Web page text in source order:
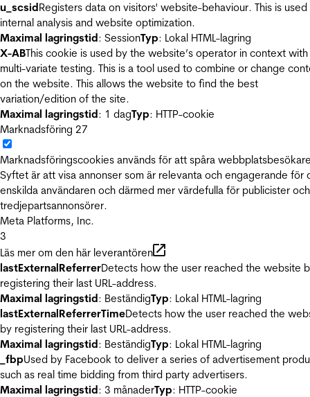
u_scsidRegisters data on visitors' website-behaviour. This is
internal analysis and website optimization.
Maximal lagringstid: SessionTyp: Lokal HTML-lagring
X-ABThis cookie is used by the website’s operator in context with
multi-variate testing. This is a tool used to combine or change
on the website. This allows the website to find the best
variation/edition of the site.
Maximal lagringstid: 1 dagTyp: HTTP-cookie
Marknadsföring 27
Marknadsföringscookies används för att spåra
Syftet är att visa annonser som är relevanta och engagerande för
enskilda användaren och därmed mer värdefulla för publicister och
tredjepartsannonsörer.
Meta Platforms, Inc.
3
Läs mer om den här leverantören
lastExternalReferrerDetects how the user reached the website
registering their last URL-address.
Maximal lagringstid: BeständigTyp: Lokal HTML-lagring
lastExternalReferrerTimeDetects how the user reached the
by registering their last URL-address.
Maximal lagringstid: BeständigTyp: Lokal HTML-lagring
_fbpUsed by Facebook to deliver a series of advertisement
such as real time bidding from third party advertisers.
Maximal lagringstid: 3 månaderTyp: HTTP-cookie